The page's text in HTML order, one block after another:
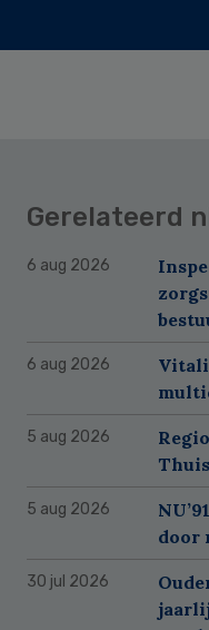
Gerelateerd
6 aug 2026
6 aug 2026
5 aug 2026
5 aug 2026
door
30 jul 2026